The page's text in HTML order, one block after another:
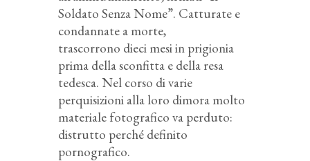
Soldato Senza Nome”. Catturate e
condannate a morte,
trascorrono dieci mesi in prigionia
prima della sconfitta e della resa
tedesca. Nel corso di varie
perquisizioni alla loro dimora molto
materiale fotografico va perduto:
distrutto perché definito
pornografico.